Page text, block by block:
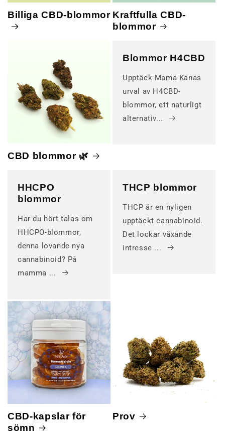
Billiga CBD-blommor Kraftfulla CBD-
blommor
CBD blommor 🌿
Blommor H4CBD
Upptäck Mama Kanas
urval av H4CBD-
blommor, ett naturligt
alternativ...
HHCPO
blommor
Har du hört talas om
HHCPO-blommor,
denna lovande nya
cannabinoid? På
mamma ...
THCP blommor
THCP är en nyligen
upptäckt cannabinoid.
Det lockar växande
intresse ...
CBD-kapslar för
sömn
Prov